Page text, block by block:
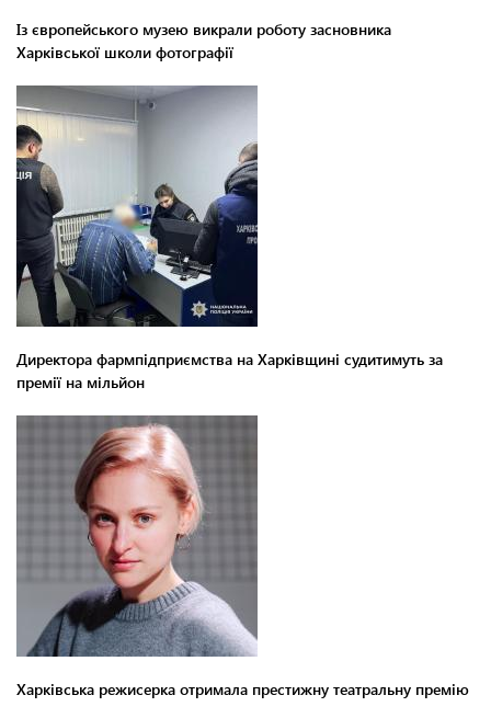
Із європейського музею викрали роботу засновника
Харківської школи фотографії
Директора фармпідприємства на Харківщині судитимуть за
премії на мільйон
Харківська режисерка отримала престижну театральну премію